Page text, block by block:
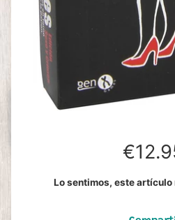
Lo sentimos, este